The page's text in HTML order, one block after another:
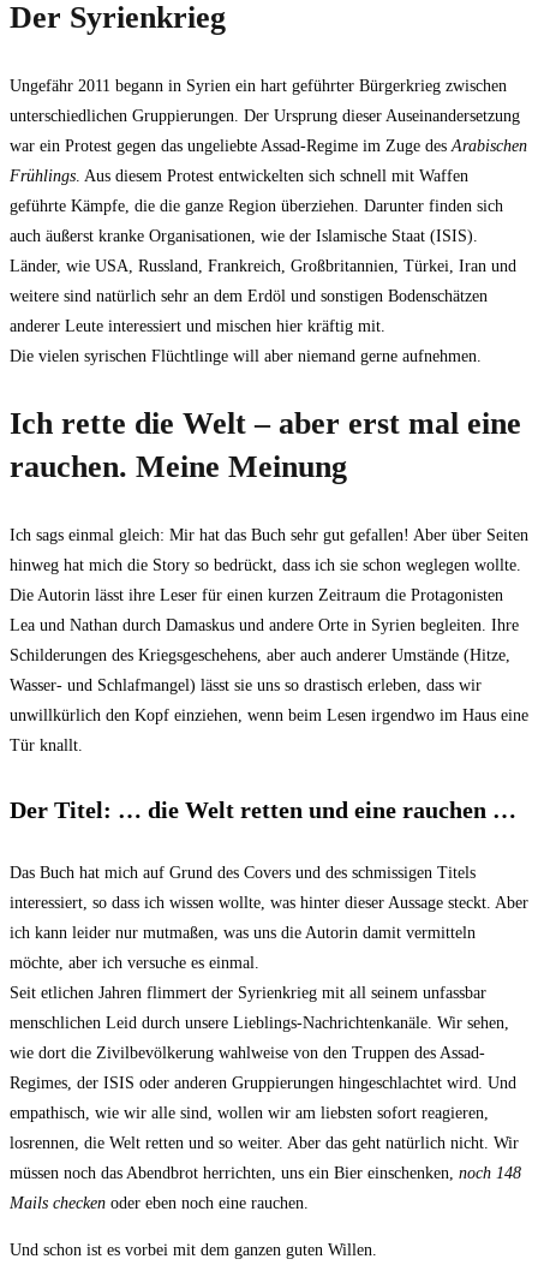
Der Syrienkrieg
Ungefähr 2011 begann in Syrien ein hart geführter Bürgerkrieg zwischen
unterschiedlichen Gruppierungen. Der Ursprung dieser Auseinandersetzung
war ein Protest gegen das ungeliebte Assad-Regime im Zuge desArabischen
Frühlings. Aus diesem Protest entwickelten sich schnell mit Waffen
geführte Kämpfe, die die ganze Region überziehen. Darunter finden sich
auch äußerst kranke Organisationen, wie der Islamische Staat (ISIS).
Länder, wie USA, Russland, Frankreich, Großbritannien, Türkei, Iran und
weitere sind natürlich sehr an dem Erdöl und sonstigen Bodenschätzen
anderer Leute interessiert und mischen hier kräftig mit.
Die vielen syrischen Flüchtlinge will aber niemand gerne aufnehmen.
Ich rette die Welt – aber erst mal eine
rauchen. Meine Meinung
Ich sags einmal gleich: Mir hat das Buch sehr gut gefallen! Aber über Seiten
hinweg hat mich die Story so bedrückt, dass ich sie schon weglegen wollte.
Die Autorin lässt ihre Leser für einen kurzen Zeitraum die Protagonisten
Lea und Nathan durch Damaskus und andere Orte in Syrien begleiten. Ihre
Schilderungen des Kriegsgeschehens, aber auch anderer Umstände (Hitze,
Wasser- und Schlafmangel) lässt sie uns so drastisch erleben, dass wir
unwillkürlich den Kopf einziehen, wenn beim Lesen irgendwo im Haus eine
Tür knallt.
Der Titel: … die Welt retten und eine rauchen …
Das Buch hat mich auf Grund des Covers und des schmissigen Titels
interessiert, so dass ich wissen wollte, was hinter dieser Aussage steckt. Aber
ich kann leider nur mutmaßen, was uns die Autorin damit vermitteln
möchte, aber ich versuche es einmal.
Seit etlichen Jahren flimmert der Syrienkrieg mit all seinem unfassbar
menschlichen Leid durch unsere Lieblings-Nachrichtenkanäle. Wir sehen,
wie dort die Zivilbevölkerung wahlweise von den Truppen des Assad-
Regimes, der ISIS oder anderen Gruppierungen hingeschlachtet wird. Und
empathisch, wie wir alle sind, wollen wir am liebsten sofort reagieren,
losrennen, die Welt retten und so weiter. Aber das geht natürlich nicht. Wir
müssen noch das Abendbrot herrichten, uns ein Bier einschenken, noch 148
Mails checken oder eben noch eine rauchen.
Und schon ist es vorbei mit dem ganzen guten Willen.